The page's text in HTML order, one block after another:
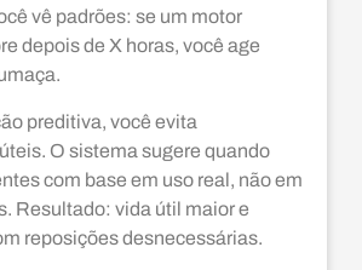
vê padrões: se um motor
depois de X horas, você age
preditiva, você evita
O sistema sugere quando
com base em uso real, não em
Resultado: vida útil maior e
reposições desnecessárias.